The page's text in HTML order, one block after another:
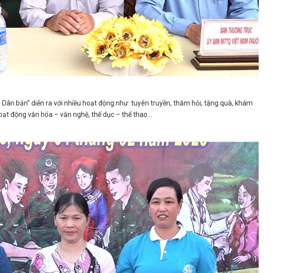
bản” diễn ra với nhiều hoạt động như: tuyên truyền, thăm hỏi, tặng quà, khám
động văn hóa – văn nghệ, thể dục – thể thao…